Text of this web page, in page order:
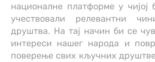
националне платформе у чијој
учествовали релевантни
друштва. На тај начин би се
интереси нашег народа и
поверење свих кључних